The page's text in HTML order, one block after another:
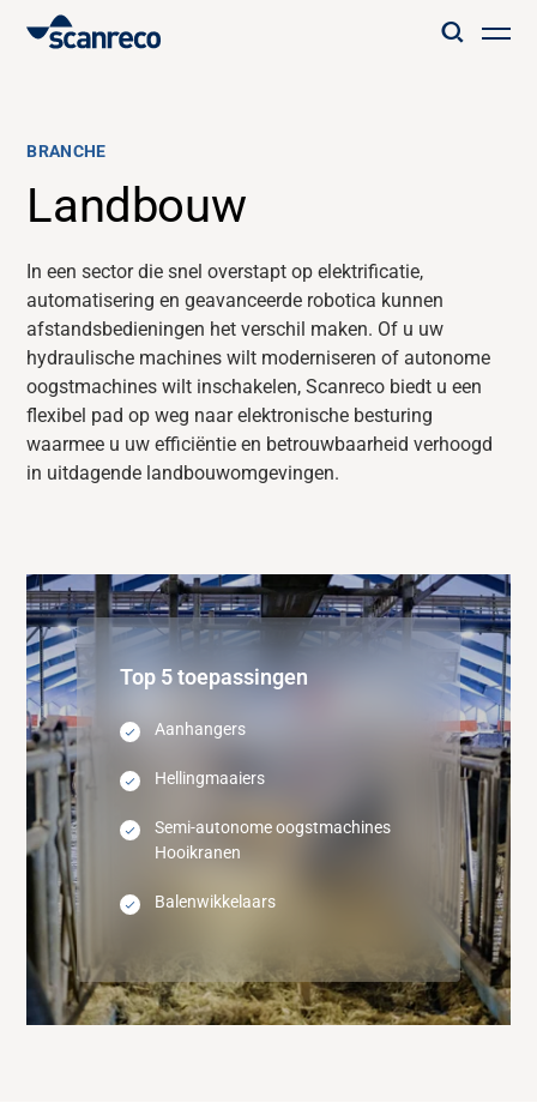
Industrieën
Kenniscentrum
BRANCHE
Landbouw
In een sector die snel overstapt op elektrificatie,
automatisering engeavanceerde robotica kunnen
afstandsbedieningen het verschil maken. Of u uw
hydraulische machines wilt moderniseren of autonome
oogstmachines wilt inschakelen,Scanreco biedt u een
flexibel pad op weg naar elektronische besturing
waarmee u uw efficiëntie en betrouwbaarheid verhoogd
in uitdagende landbouwomgevingen.
Top 5 toepassingen
Aanhangers
Hellingmaaiers
Semi-autonome oogstmachines
Hooikranen
Balenwikkelaars